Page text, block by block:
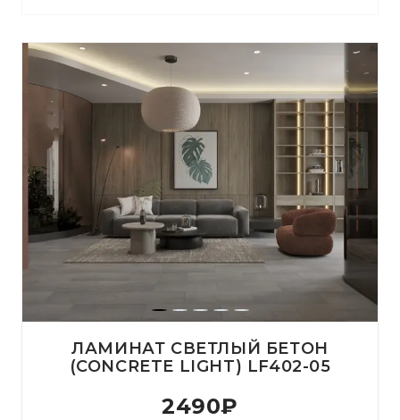
ЛАМИНАТ СВЕТЛЫЙ БЕТОН
(CONCRETE LIGHT) LF402-05
2490₽